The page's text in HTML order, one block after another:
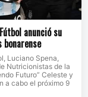
anunció su
Luciano Spena,
Nutricionistas de la
Futuro” Celeste y
a cabo el próximo 9